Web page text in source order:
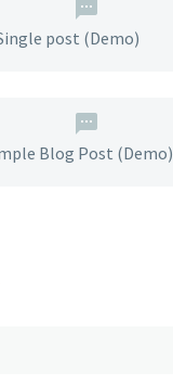
auctor, nisi elit
ipsum, nec
post (Demo)
Blog Post (Demo)